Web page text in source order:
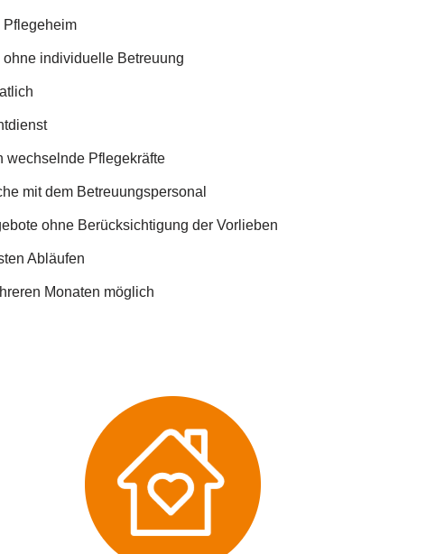
Pflegeheim
individuelle Betreuung
wechselnde Pflegekräfte
mit dem Betreuungspersonal
ohne Berücksichtigung der Vorlieben
Abläufen
Monaten möglich